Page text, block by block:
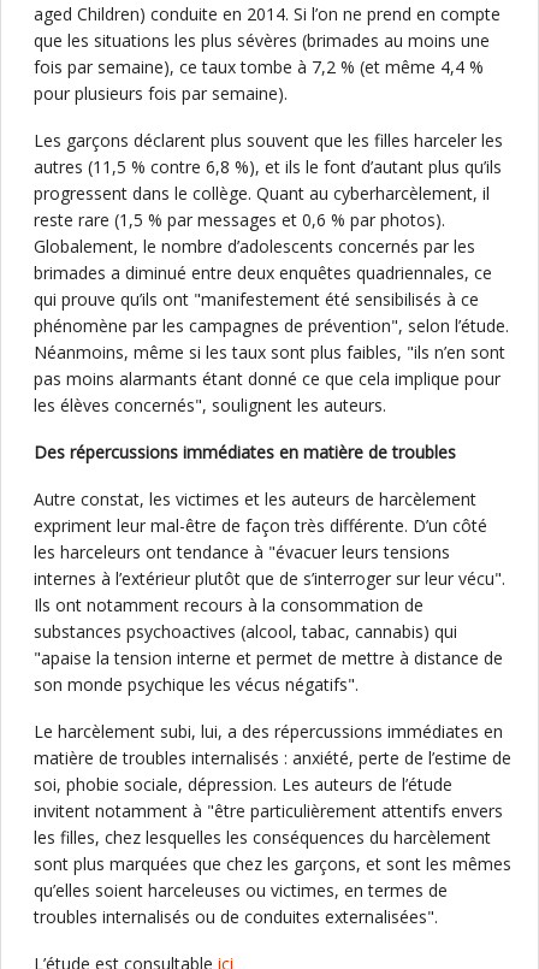
aged Children) conduite en 2014. Si l’on ne prend en compte
que les situations les plus sévères (brimades au moins une
fois par semaine), ce taux tombe à 7,2 % (et même 4,4 %
pour plusieurs fois par semaine).
Les garçons déclarent plus souvent que les filles harceler les
autres (11,5 % contre 6,8 %), et ils le font d’autant plus qu’ils
progressent dans le collège. Quant au cyberharcèlement, il
reste rare (1,5 % par messages et 0,6 % par photos).
Globalement, le nombre d’adolescents concernés par les
brimades a diminué entre deux enquêtes quadriennales, ce
qui prouve qu’ils ont "manifestement été sensibilisés à ce
phénomène par les campagnes de prévention", selon l’étude.
Néanmoins, même si les taux sont plus faibles, "ils n’en sont
pas moins alarmants étant donné ce que cela implique pour
les élèves concernés", soulignent les auteurs.
Des répercussions immédiates en matière de troubles
Autre constat, les victimes et les auteurs de harcèlement
expriment leur mal-être de façon très différente. D’un côté
les harceleurs ont tendance à "évacuer leurs tensions
internes à l’extérieur plutôt que de s’interroger sur leur vécu".
Ils ont notamment recours à la consommation de
substances psychoactives (alcool, tabac, cannabis) qui
"apaise la tension interne et permet de mettre à distance de
son monde psychique les vécus négatifs".
Le harcèlement subi, lui, a des répercussions immédiates en
matière de troubles internalisés : anxiété, perte de l’estime de
soi, phobie sociale, dépression. Les auteurs de l’étude
invitent notamment à "être particulièrement attentifs envers
les filles, chez lesquelles les conséquences du harcèlement
sont plus marquées que chez les garçons, et sont les mêmes
qu’elles soient harceleuses ou victimes, en termes de
troubles internalisés ou de conduites externalisées".
L’étude est consultable ici